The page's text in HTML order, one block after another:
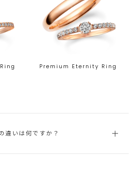
Premium Eternity Ring
違いは何ですか？